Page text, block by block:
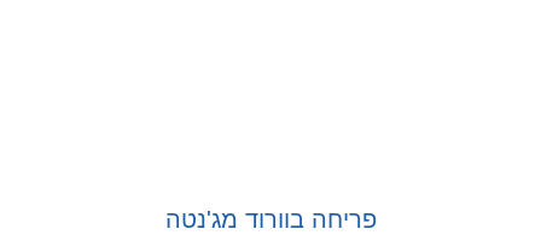
פריחה בוורוד מג'נטה